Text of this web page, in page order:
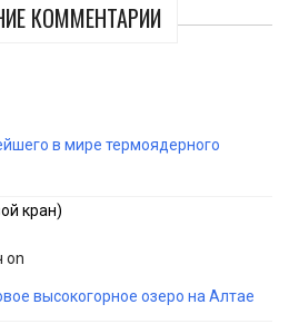
КОММЕНТАРИИ
в мире термоядерного
кран)
on
высокогорное озеро на Алтае